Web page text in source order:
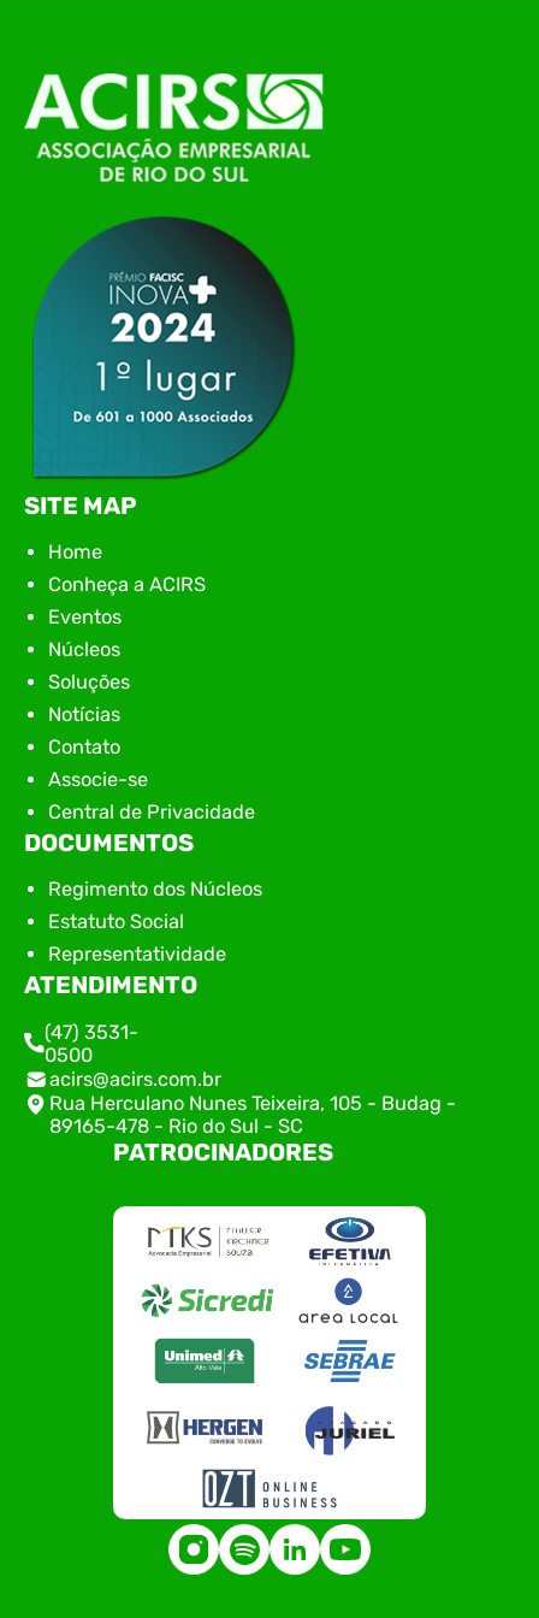
O Polo ACATE-ACIRS, por meio do NIAVI – Núcleo
de Tecnologia da Informação do Alto Vale do
Itajaí, realizou, no dia 21 de julho, o evento
Conexão Tech NIAVI, reunindo empresas de
tecnologia da região para uma noite de
apresentação de novas iniciativas para o setor. O
encontro aconteceu em Rio…
SITE MAP
Home
Conheça a ACIRS
Eventos
Núcleos
Soluções
Notícias
Contato
Associe-se
Central de Privacidade
DOCUMENTOS
Regimento dos Núcleos
Estatuto Social
Representatividade
ATENDIMENTO
(47) 3531-
0500
acirs@acirs.com.br
Rua Herculano Nunes Teixeira, 105 - Budag -
89165-478 - Rio do Sul - SC
PATROCINADORES